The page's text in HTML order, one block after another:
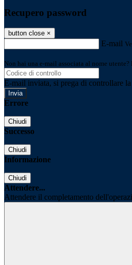
Recupero password
button close ×
E-mail
Non hai una e-mail associata al nome
E-mail inviata, si prega di controllare
Errore
Chiudi
Successo
Chiudi
Informazione
Chiudi
Attendere...
Attendere il completamento